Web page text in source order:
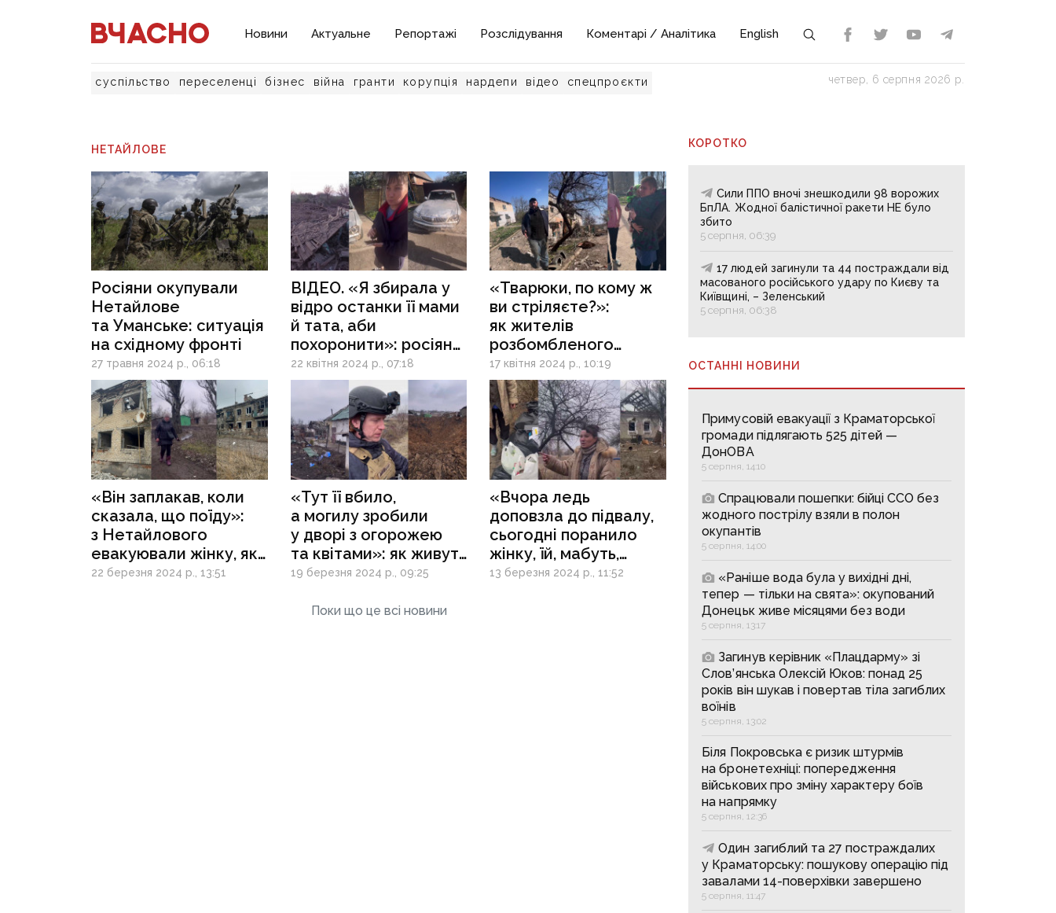
Новини Актуальне Репортажі Розслідування Коментарі / Аналітика English
суспільство переселенці бізнес війна гранти корупція нардепи відео спецпроєкти четвер, 6 серпня 2026 р.
НЕТАЙЛОВЕ
Росіяни окупували
Нетайлове
та Уманське: ситуація
на східному фронті
27 травня 2024 р., 06:18
ВІДЕО. «Я збирала у
відро останки її мами
й тата, аби
похоронити»: росіяни
вбили двох людей
у Нетайловому
22 квітня 2024 р., 07:18
«Тварюки, по кому ж
ви стріляєте?»:
як жителів
розбомбленого
Нетайлового
евакуюють під звуки
вибухів
17 квітня 2024 р., 10:19
«Він заплакав, коли
сказала, що поїду»:
з Нетайлового
евакуювали жінку, яка
до останнього сиділа
22 березня 2024 р., 13:51
«Тут її вбило,
а могилу зробили
у дворі з огорожею
та квітами»: як живуть
люди поблизу
19 березня 2024 р., 09:25
«Вчора ледь
доповзла до підвалу,
сьогодні поранило
жінку, їй, мабуть,
відріжуть ногу»:
13 березня 2024 р., 11:52
Поки що це всі новини
КОРОТКО
Сили ППО вночі знешкодили 98 ворожих
БпЛА. Жодної балістичної ракети НЕ було
збито
5 серпня, 06:39
17 людей загинули та 44 постраждали від
масованого російського удару по Києву та
Київщині, – Зеленський
5 серпня, 06:38
ОСТАННІ НОВИНИ
Примусовій евакуації з Краматорської
громади підлягають 525 дітей —
ДонОВА
5 серпня, 14:10
Спрацювали пошепки: бійці ССО без
жодного пострілу взяли в полон
окупантів
5 серпня, 14:00
«Раніше вода була у вихідні дні,
тепер — тільки на свята»: окупований
Донецьк живе місяцями без води
5 серпня, 13:17
Загинув керівник «Плацдарму» зі
Слов’янська Олексій Юков: понад 25
років він шукав і повертав тіла загиблих
воїнів
5 серпня, 13:02
Біля Покровська є ризик штурмів
на бронетехніці: попередження
військових про зміну характеру боїв
на напрямку
5 серпня, 12:36
Один загиблий та 27 постраждалих
у Краматорську: пошукову операцію під
завалами 14-поверхівки завершено
5 серпня, 11:47